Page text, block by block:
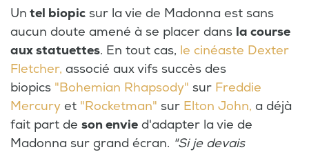
Un tel biopic sur la vie de Madonna est sans
aucun doute amené à se placer dans la course
aux statuettes. En tout cas, le cinéaste Dexter
Fletcher, associé aux vifs succès des
biopics "Bohemian Rhapsody" sur Freddie
Mercury et "Rocketman" sur Elton John, a déjà
fait part de son envie d'adapter la vie de
Madonna sur grand écran. "Si je devais